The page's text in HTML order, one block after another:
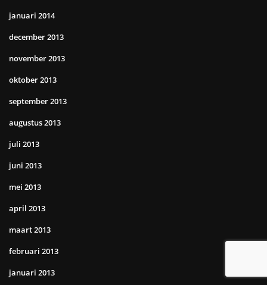
januari 2014
december 2013
november 2013
oktober 2013
september 2013
augustus 2013
juli 2013
juni 2013
mei 2013
april 2013
maart 2013
februari 2013
januari 2013